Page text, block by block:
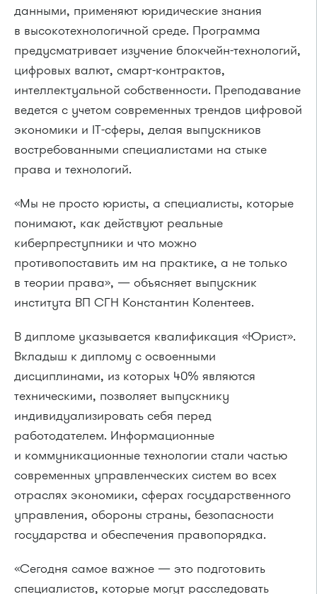
данными, применяют юридические знания
в высокотехнологичной среде. Программа
предусматривает изучение блокчейн-технологий,
цифровых валют, смарт-контрактов,
интеллектуальной собственности. Преподавание
ведется с учетом современных трендов цифровой
экономики и IT-сферы, делая выпускников
востребованными специалистами на стыке
права и технологий.
«Мы не просто юристы, а специалисты, которые
понимают, как действуют реальные
киберпреступники и что можно
противопоставить им на практике, а не только
в теории права», — объясняет выпускник
института ВП СГН Константин Колентеев.
В дипломе указывается квалификация «Юрист».
Вкладыш к диплому с освоенными
дисциплинами, из которых 40% являются
техническими, позволяет выпускнику
индивидуализировать себя перед
работодателем. Информационные
и коммуникационные технологии стали частью
современных управленческих систем во всех
отраслях экономики, сферах государственного
управления, обороны страны, безопасности
государства и обеспечения правопорядка.
«Сегодня самое важное — это подготовить
специалистов, которые могут расследовать